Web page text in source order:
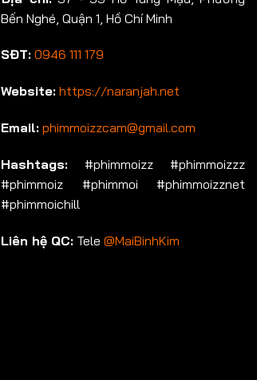
Bến Nghé, Quận 1, Hồ Chí Minh
SĐT: 0946 111 179
Website: https://naranjah.net
Email: phimmoizzcam@gmail.com
Hashtags: #phimmoizz #phimmoizzz
#phimmoiz #phimmoi #phimmoizznet
#phimmoichill
Liên hệ QC: Tele @MaiBinhKim